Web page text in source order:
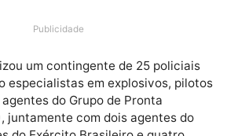
(BPFron) deflagrou a Operação
rio Madeira e combater a
do ecossistema nas
Nova Mamoré/RO e Porto Velho/RO.